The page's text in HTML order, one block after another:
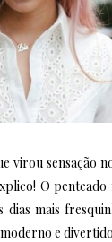
virou sensação
O
dias mais
e